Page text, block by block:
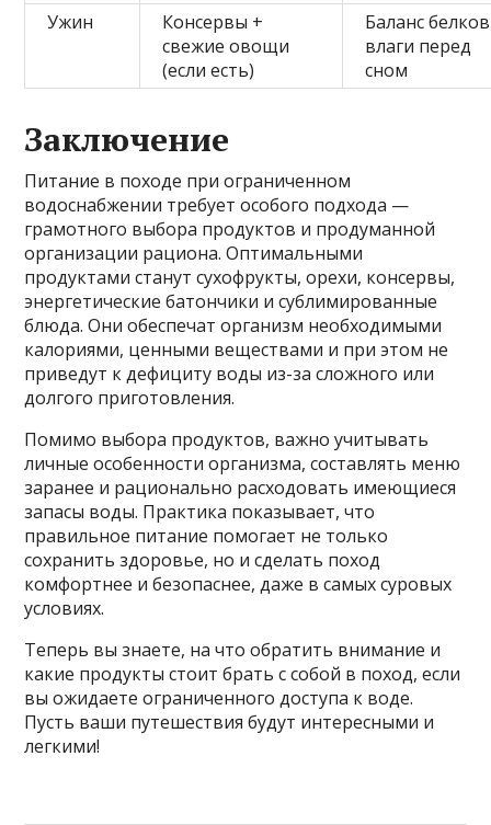
Ужин
Консервы +
свежие овощи
(если есть)
Баланс
влаги перед
сном
Заключение
Питание в походе при ограниченном
водоснабжении требует особого подхода —
грамотного выбора продуктов и продуманной
организации рациона. Оптимальными
продуктами станут сухофрукты, орехи, консервы,
энергетические батончики и сублимированные
блюда. Они обеспечат организм необходимыми
калориями, ценными веществами и при этом не
приведут к дефициту воды из-за сложного или
долгого приготовления.
Помимо выбора продуктов, важно учитывать
личные особенности организма, составлять меню
заранее и рационально расходовать имеющиеся
запасы воды. Практика показывает, что
правильное питание помогает не только
сохранить здоровье, но и сделать поход
комфортнее и безопаснее, даже в самых суровых
условиях.
Теперь вы знаете, на что обратить внимание и
какие продукты стоит брать с собой в поход, если
вы ожидаете ограниченного доступа к воде.
Пусть ваши путешествия будут интересными и
легкими!